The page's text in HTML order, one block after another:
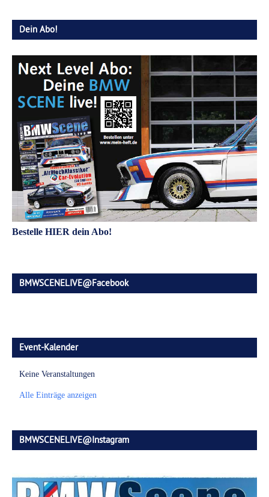
Dein Abo!
Bestelle HIER dein Abo!
BMWSCENELIVE@Facebook
Event-Kalender
Keine Veranstaltungen
Alle Einträge anzeigen
BMWSCENELIVE@Instagram